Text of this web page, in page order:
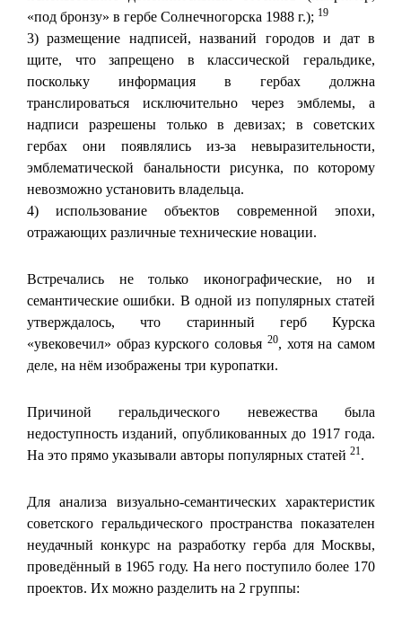
«под бронзу» в гербе Солнечногорска 1988 г.); 19
3) размещение надписей, названий городов и дат в
щите, что запрещено в классической геральдике,
поскольку информация в гербах должна
транслироваться исключительно через эмблемы, а
надписи разрешены только в девизах; в советских
гербах они появлялись из-за невыразительности,
эмблематической банальности рисунка, по которому
невозможно установить владельца.
4) использование объектов современной эпохи,
отражающих различные технические новации.
Встречались не только иконографические, но и
семантические ошибки. В одной из популярных статей
утверждалось, что старинный герб Курска
«увековечил» образ курского соловья 20, хотя на самом
деле, на нём изображены три куропатки.
Причиной геральдического невежества была
недоступность изданий, опубликованных до 1917 года.
На это прямо указывали авторы популярных статей 21.
Для анализа визуально-семантических характеристик
советского геральдического пространства показателен
неудачный конкурс на разработку герба для Москвы,
проведённый в 1965 году. На него поступило более 170
проектов. Их можно разделить на 2 группы: